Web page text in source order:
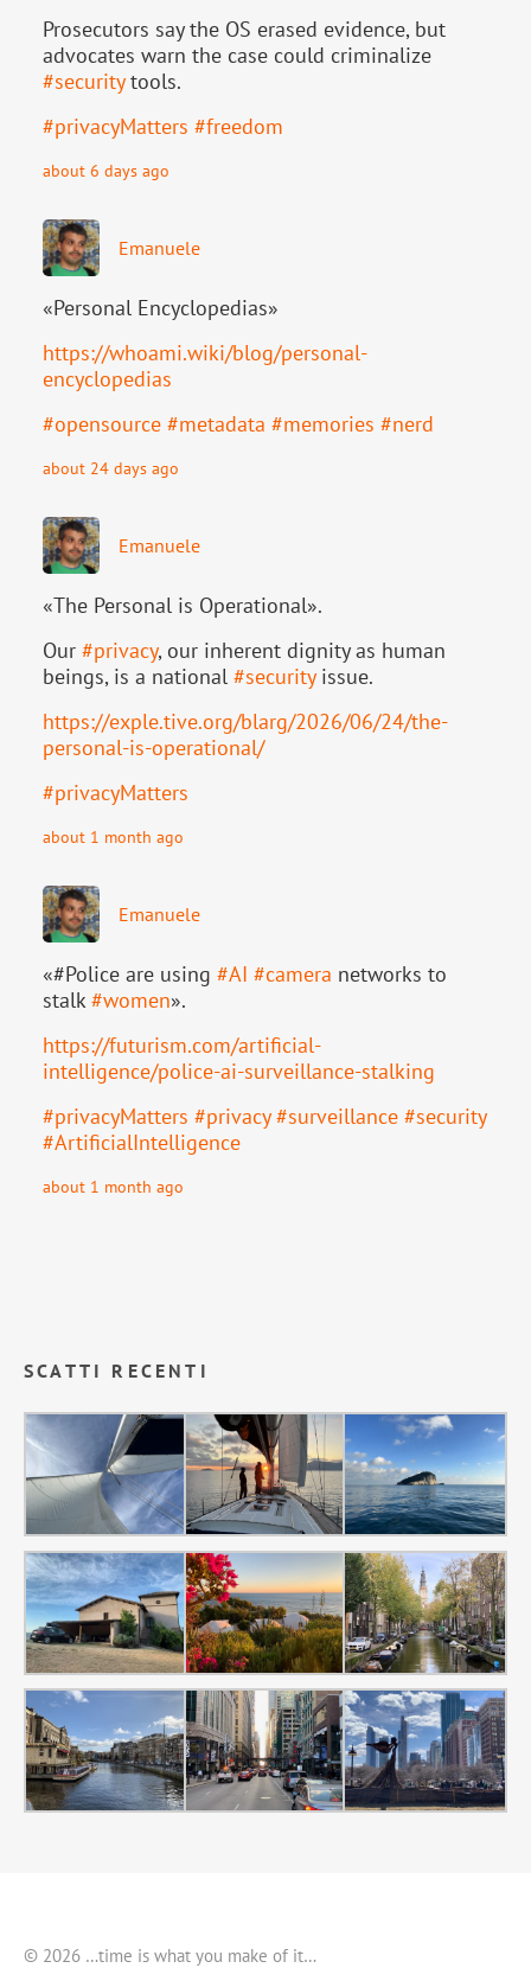
Prosecutors say the OS erased evidence, but
advocates warn the case could criminalize
#securitytools.
#privacyMatters #freedom
about 6 days ago
Emanuele
«Personal Encyclopedias»
https://whoami.wiki/blog/personal-
encyclopedias
#opensource #metadata #memories #nerd
about 24 days ago
Emanuele
«The Personal is Operational».
Our #privacy, our inherent dignity as human
beings, is a national #securityissue.
https://exple.tive.org/blarg/2026/06/24/the-
personal-is-operational/
#privacyMatters
about 1 month ago
Emanuele
«#Police are using #AI #camera networks to
stalk#women».
https://futurism.com/artificial-
intelligence/police-ai-surveillance-stalking
#privacyMatters #privacy #surveillance #security
#ArtificialIntelligence
about 1 month ago
SCATTI RECENTI
© 2026 …time is what you make of it…